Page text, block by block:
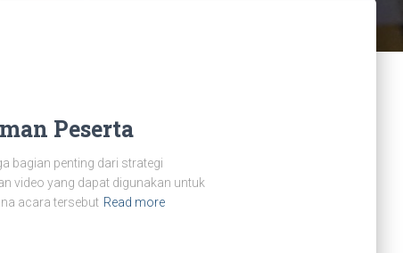
Peserta
bagian penting dari strategi
video yang dapat digunakan untuk
acara tersebut Read more